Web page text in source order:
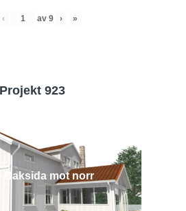
‹ av 9 › »
Projekt 923
Baksida mot norr